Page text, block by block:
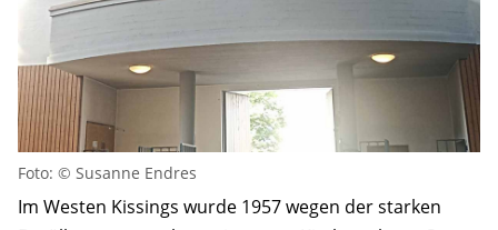
Foto: © Susanne Endres
Im Westen Kissings wurde 1957 wegen der starken